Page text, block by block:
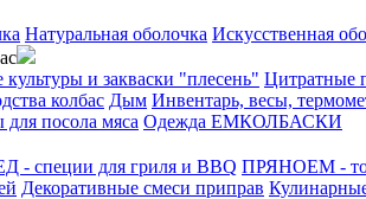
Натуральная оболочка Искусственная
культуры и закваски "плесень" Цитратные
колбас Дым Инвентарь, весы,
посола мяса Одежда ЕМКОЛБАСКИ
- специи для гриля и BBQ ПРЯНОЕМ -
Декоративные смеси приправ